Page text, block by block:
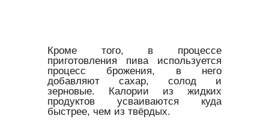
Кроме того, в процессе
приготовления пива используется
процесс брожения, в него
добавляют сахар, солод и
зерновые. Калории из жидких
продуктов усваиваются куда
быстрее, чем из твёрдых.